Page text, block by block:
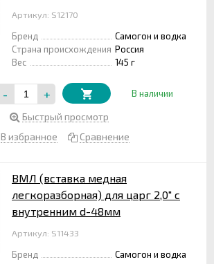
Артикул: S12170
Бренд
Самогон и водка
Страна происхождения Россия
Вес
145 г
- + В наличии
Быстрый просмотр
В избранное
Сравнение
ВМЛ (вставка медная
легкоразборная) для царг 2,0" с
внутренним d-48мм
Артикул: S11433
Бренд
Самогон и водка